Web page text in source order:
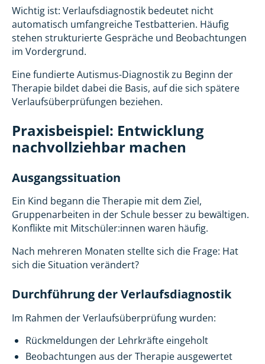
Wichtig ist: Verlaufsdiagnostik bedeutet nicht
automatisch umfangreiche Testbatterien. Häufig
stehen strukturierte Gespräche und Beobachtungen
im Vordergrund.
Eine fundierte Autismus-Diagnostik zu Beginn der
Therapie bildet dabei die Basis, auf die sich spätere
Verlaufsüberprüfungen beziehen.
Praxisbeispiel: Entwicklung
nachvollziehbar machen
Ausgangssituation
Ein Kind begann die Therapie mit dem Ziel,
Gruppenarbeiten in der Schule besser zu bewältigen.
Konflikte mit Mitschüler:innen waren häufig.
Nach mehreren Monaten stellte sich die Frage: Hat
sich die Situation verändert?
Durchführung der Verlaufsdiagnostik
Im Rahmen der Verlaufsüberprüfung wurden:
Rückmeldungen der Lehrkräfte eingeholt
Beobachtungen aus der Therapie ausgewertet